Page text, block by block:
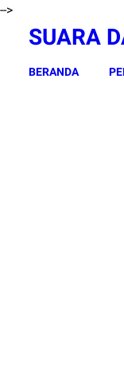
-->
SUARA
BERANDA